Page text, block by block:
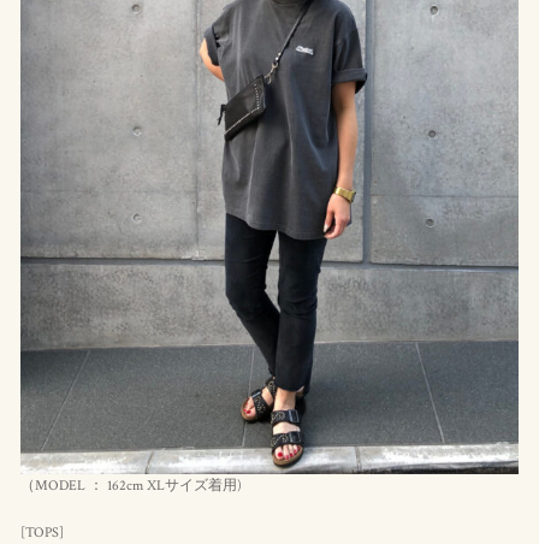
（MODEL ： 162cm XLサイズ着用)
[TOPS]